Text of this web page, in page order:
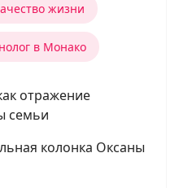
жизни
в Монако
отражение
семьи
колонка Оксаны